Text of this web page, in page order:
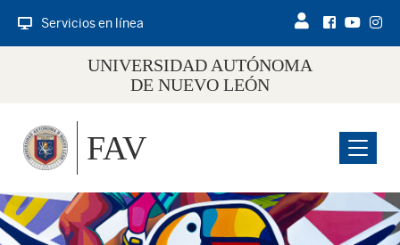
Servicios en línea
UNIVERSIDAD AUTÓNOMA
DE NUEVO LEÓN
Menu
FAV